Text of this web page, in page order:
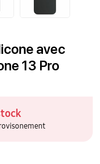
avec
13 Pro